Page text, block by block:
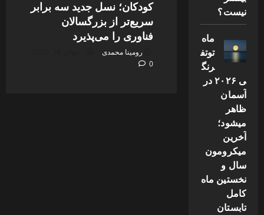
کودکان؛ نسل جدید سه برابر
سریع‌تر از بزرگسالان
فناوری را می‌پذیرد
رومینا محمدی
0
نیست؟
ماه
توتف
رنگ
ی ۲۰۲۶ در
آسمان
ظاهر
میشود؛
آخرین
میکرومون
سال و
نخستین ماه
کامل
تابستان